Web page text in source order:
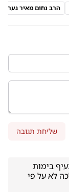
הרב נחום מאיר
שליחת תגובה